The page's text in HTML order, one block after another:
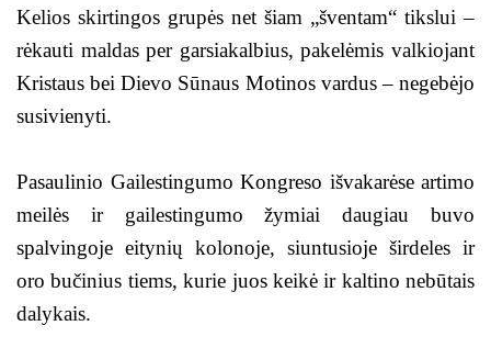
Kelios skirtingos grupės net šiam „šventam“ tikslui –
rėkauti maldas per garsiakalbius, pakelėmis valkiojant
Kristaus bei Dievo Sūnaus Motinos vardus – negebėjo
susivienyti.
Pasaulinio Gailestingumo Kongreso išvakarėse artimo
meilės ir gailestingumo žymiai daugiau buvo
spalvingoje eitynių kolonoje, siuntusioje širdeles ir
oro bučinius tiems, kurie juos keikė ir kaltino nebūtais
dalykais.